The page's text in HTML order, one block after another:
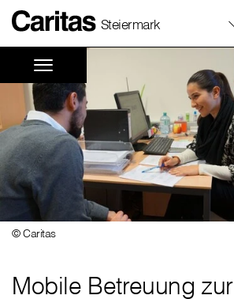
Steiermark
© Caritas
Mobile Betreuung zur